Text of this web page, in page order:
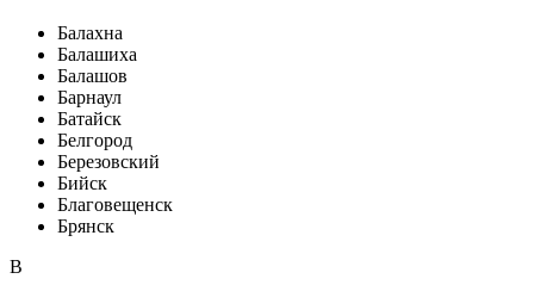
Балахна
Балашиха
Балашов
Барнаул
Батайск
Белгород
Березовский
Бийск
Благовещенск
Брянск
В